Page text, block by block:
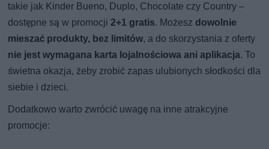
takie jak Kinder Bueno, Duplo, Chocolate czy Country –
dostępne są w promocji2+1 gratis. Możesz dowolnie
mieszać produkty, bez limitów, a do skorzystania z oferty
nie jest wymagana karta lojalnościowa ani aplikacja. To
świetna okazja, żeby zrobić zapas ulubionych słodkości dla
siebie i dzieci.
Dodatkowo warto zwrócić uwagę na inne atrakcyjne
promocje: